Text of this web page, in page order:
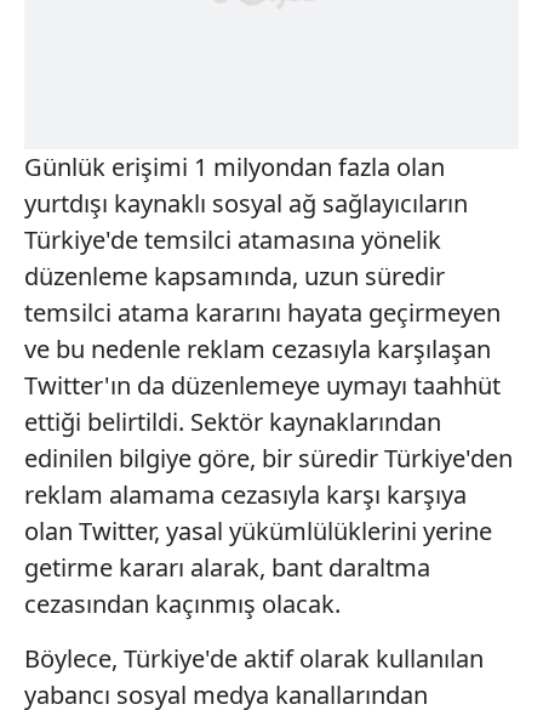
Günlük erişimi 1 milyondan fazla olan
yurtdışı kaynaklı sosyal ağ sağlayıcıların
Türkiye'de temsilci atamasına yönelik
düzenleme kapsamında, uzun süredir
temsilci atama kararını hayata geçirmeyen
ve bu nedenle reklam cezasıyla karşılaşan
Twitter'ın da düzenlemeye uymayı taahhüt
ettiği belirtildi. Sektör kaynaklarından
edinilen bilgiye göre, bir süredir Türkiye'den
reklam alamama cezasıyla karşı karşıya
olan Twitter, yasal yükümlülüklerini yerine
getirme kararı alarak, bant daraltma
cezasından kaçınmış olacak.
Böylece, Türkiye'de aktif olarak kullanılan
yabancı sosyal medya kanallarından